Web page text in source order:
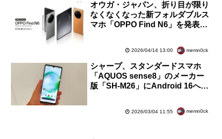
オウガ・ジャパン、折り目が限り
なくなくなった新フォルダブルス
マホ「OPPO Find N6」を発表！
2026/04/14 13:00 memn0ck
シャープ、スタンダードスマホ
「AQUOS sense8」のメーカー
版「SH-M26」にAndroid 16への
2026/03/04 11:55 memn0ck